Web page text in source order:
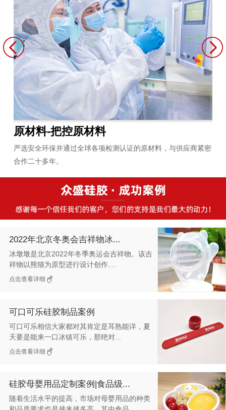
原材料-把控原材料
严选安全环保并通过全球各项检测认证的原材料，与供应商紧密
合作二十多年。
2022年北京冬奥会吉祥物冰...
冰墩墩是北京2022年冬季奥运会吉祥物。该吉
祥物以熊猫为原型进行设计创作....
点击查看详细
可口可乐硅胶制品案例
可口可乐相信大家都对其肯定是耳熟能详，夏
天要是能来一口冰镇可乐，那绝对...
点击查看详细
硅胶母婴用品定制案例|食品级...
随着生活水平的提高，市场对母婴用品的种类